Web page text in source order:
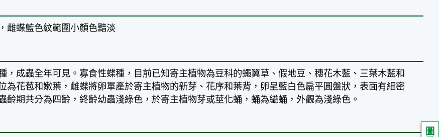
圖
雌蝶藍色紋範圍小顏色黯淡
，成蟲全年可見。寡食性蝶種，目前已知寄主植物為豆科的蠅翼草、假地豆、穗花木藍、三葉木藍和
為花苞和嫩葉，雌蝶將卵單產於寄主植物的新芽、花序和葉背，卵呈藍白色扁平圓盤狀，表面有細密
齡期共分為四齡，終齡幼蟲淺綠色，於寄主植物芽或莖化蛹，蛹為縊蛹，外觀為淺綠色。